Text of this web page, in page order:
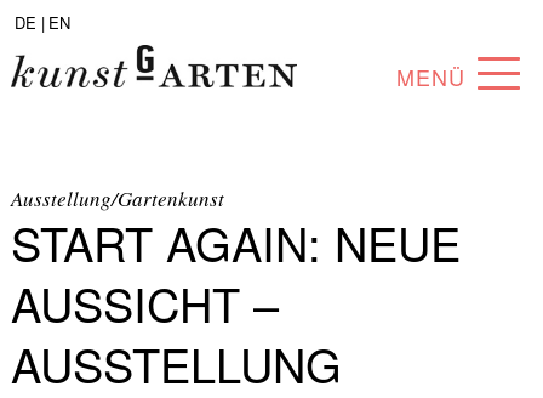
DE | EN
MENÜ
ABOUT
SAMMLUNG
KÜNSTLER*INNEN
PARTNER*INNEN
Ausstellung/Gartenkunst
START AGAIN: NEUE
AUSSICHT –
AUSSTELLUNG